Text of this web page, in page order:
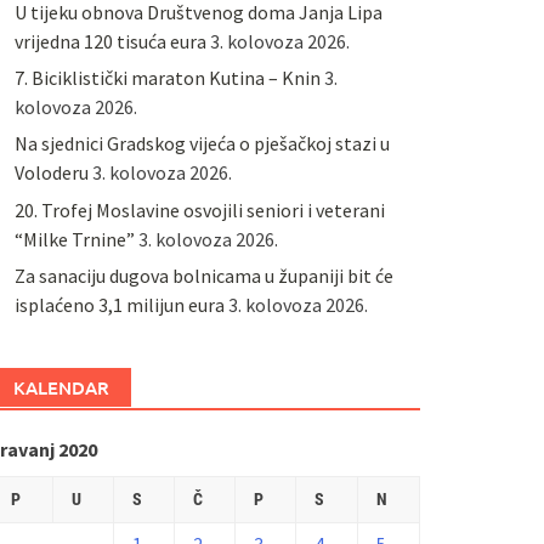
U tijeku obnova Društvenog doma Janja Lipa
vrijedna 120 tisuća eura 3. kolovoza 2026.
7. Biciklistički maraton Kutina – Knin 3.
kolovoza 2026.
Na sjednici Gradskog vijeća o pješačkoj stazi u
Voloderu 3. kolovoza 2026.
20. Trofej Moslavine osvojili seniori i veterani
“Milke Trnine” 3. kolovoza 2026.
Za sanaciju dugova bolnicama u županiji bit će
isplaćeno 3,1 milijun eura 3. kolovoza 2026.
KALENDAR
2020
P U S Č P S N